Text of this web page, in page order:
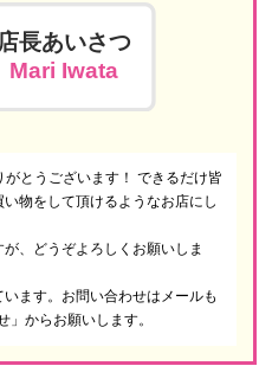
店長あいさつ
Mari Iwata
とうございます！ できるだけ皆
物をして頂けるようなお店にし
、どうぞよろしくお願いしま
ます。お問い合わせはメールも
」からお願いします。